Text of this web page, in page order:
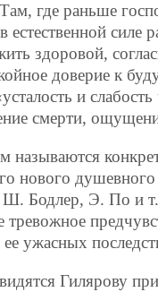
где раньше
естественной силе
здоровой,
доверие к
и
смерти,
называются
нового
Ш. Бодлер, Э. По и
тревожное
ужасных
Гилярову